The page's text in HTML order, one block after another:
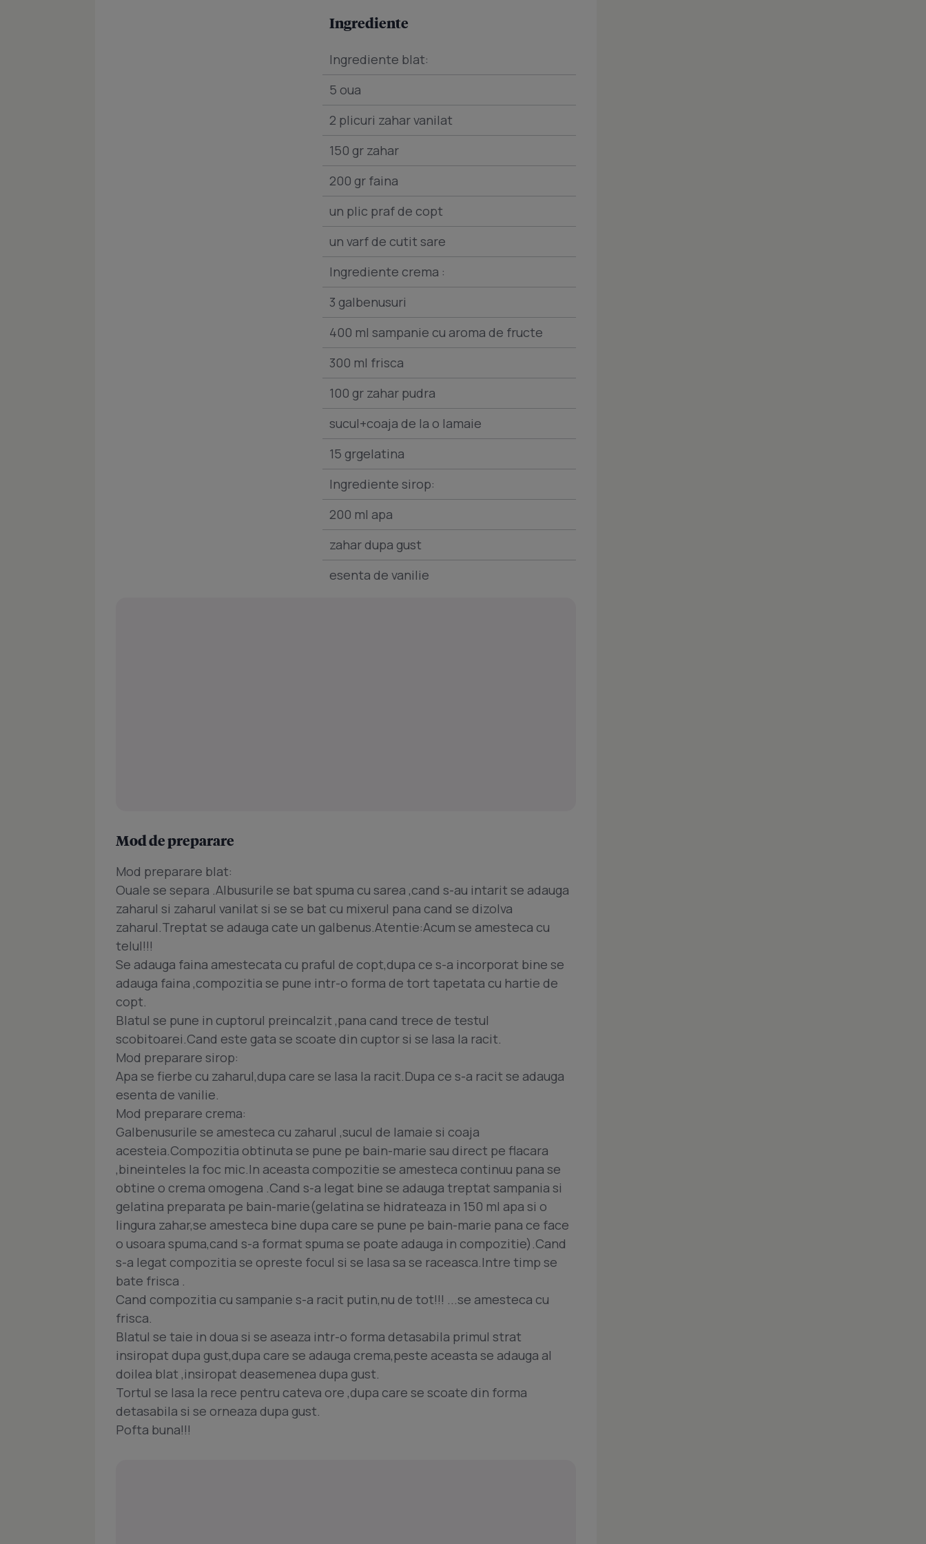
Ingrediente
Ingrediente blat:
5 oua
2 plicuri zahar vanilat
150 gr zahar
200 gr faina
un plic praf de copt
un varf de cutit sare
Ingrediente crema :
3 galbenusuri
400 ml sampanie cu aroma de fructe
300 ml frisca
100 gr zahar pudra
sucul+coaja de la o lamaie
15 grgelatina
Ingrediente sirop:
200 ml apa
zahar dupa gust
esenta de vanilie
Mod de preparare
Mod preparare blat:
Ouale se separa .Albusurile se bat spuma cu sarea ,cand s-au intarit se adauga
zaharul si zaharul vanilat si se se bat cu mixerul pana cand se dizolva
zaharul.Treptat se adauga cate un galbenus.Atentie:Acum se amesteca cu
telul!!!
Se adauga faina amestecata cu praful de copt,dupa ce s-a incorporat bine se
adauga faina ,compozitia se pune intr-o forma de tort tapetata cu hartie de
copt.
Blatul se pune in cuptorul preincalzit ,pana cand trece de testul
scobitoarei.Cand este gata se scoate din cuptor si se lasa la racit.
Mod preparare sirop:
Apa se fierbe cu zaharul,dupa care se lasa la racit.Dupa ce s-a racit se adauga
esenta de vanilie.
Mod preparare crema:
Galbenusurile se amesteca cu zaharul ,sucul de lamaie si coaja
acesteia.Compozitia obtinuta se pune pe bain-marie sau direct pe flacara
,bineinteles la foc mic.In aceasta compozitie se amesteca continuu pana se
obtine o crema omogena .Cand s-a legat bine se adauga treptat sampania si
gelatina preparata pe bain-marie(gelatina se hidrateaza in 150 ml apa si o
lingura zahar,se amesteca bine dupa care se pune pe bain-marie pana ce face
o usoara spuma,cand s-a format spuma se poate adauga in compozitie).Cand
s-a legat compozitia se opreste focul si se lasa sa se raceasca.Intre timp se
bate frisca .
Cand compozitia cu sampanie s-a racit putin,nu de tot!!! ...se amesteca cu
frisca.
Blatul se taie in doua si se aseaza intr-o forma detasabila primul strat
insiropat dupa gust,dupa care se adauga crema,peste aceasta se adauga al
doilea blat ,insiropat deasemenea dupa gust.
Tortul se lasa la rece pentru cateva ore ,dupa care se scoate din forma
detasabila si se orneaza dupa gust.
Pofta buna!!!